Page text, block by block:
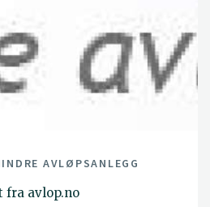
AVLØPSANLEGG
fra avlop.no